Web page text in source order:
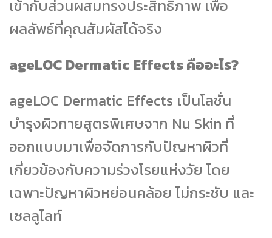
เข้ากับส่วนผสมทรงประสิทธิภาพ เพื่อ
ผลลัพธ์ที่คุณสัมผัสได้จริง
ageLOC Dermatic Effects คืออะไร?
ageLOC Dermatic Effects เป็นโลชั่น
บำรุงผิวกายสูตรพิเศษจาก Nu Skin ที่
ออกแบบมาเพื่อจัดการกับปัญหาผิวที่
เกี่ยวข้องกับความร่วงโรยแห่งวัย โดย
เฉพาะปัญหาผิวหย่อนคล้อย ไม่กระชับ และ
เซลลูไลท์